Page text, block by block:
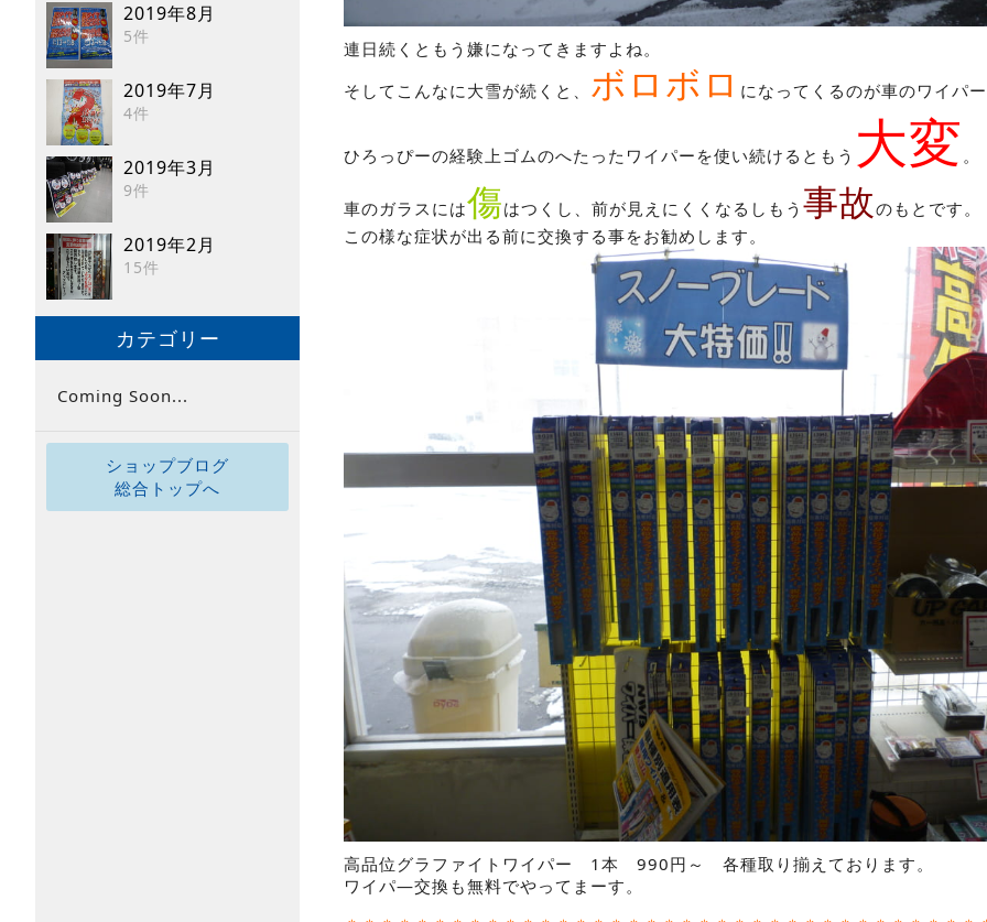
2019年8月
5件
2019年7月
4件
2019年3月
9件
2019年2月
15件
カテゴリー
Coming Soon...
ショップブログ
総合トップへ
連日続くともう嫌になってきますよね。
そしてこんなに大雪が続くと、 ボロボロ になってくるのが車のワイパ
ひろっぴーの経験上ゴムのへたったワイパーを使い続けるともう 大変 。
車のガラスには傷はつくし、前が見えにくくなるしもう 事故のもとです。
この様な症状が出る前に交換する事をお勧めします。
高品位グラファイトワイパー 1本 990円～ 各種取り揃えております。
ワイパ―交換も無料でやってまーす。